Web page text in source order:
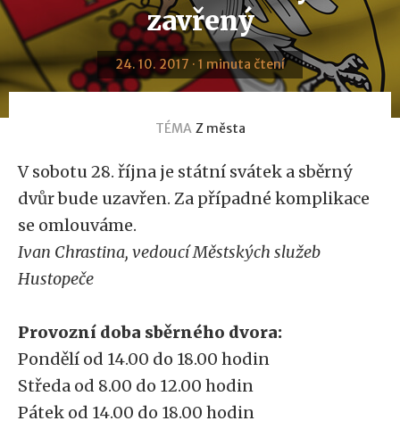
zavřený
24. 10. 2017 · 1 minuta čtení
TÉMA Z města
V sobotu 28. října je státní svátek a sběrný
dvůr bude uzavřen. Za případné komplikace
se omlouváme.
Ivan Chrastina, vedoucí Městských služeb
Hustopeče
Provozní doba sběrného dvora:
Pondělí od 14.00 do 18.00 hodin
Středa od 8.00 do 12.00 hodin
Pátek od 14.00 do 18.00 hodin